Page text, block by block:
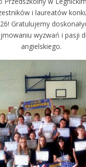
i laureatów
Gratulujemy
wyzwań i pasji
angielskiego.